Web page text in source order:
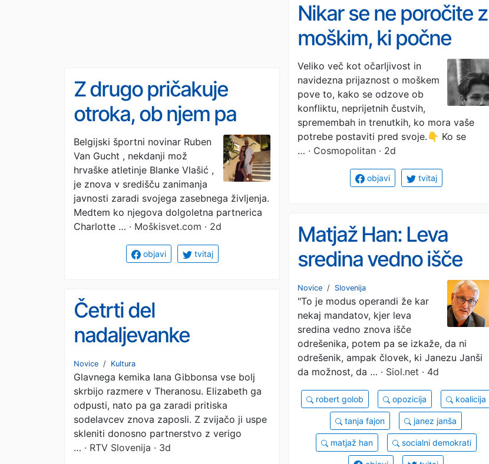
Nikar se ne poročite z
moškim, ki počne
katero od teh 11 stvari
– pa naj bo še tako
šarmanten
Veliko več kot očarljivost in
navidezna prijaznost o moškem
pove to, kako se odzove ob
konfliktu, neprijetnih čustvih,
spremembah in trenutkih, ko mora vaše
potrebe postaviti pred svoje.👇 Ko se
… · Cosmopolitan · 2d
objavi tvitaj
Z drugo pričakuje
otroka, ob njem pa
20-letna manekenka
Belgijski športni novinar Ruben
Van Gucht , nekdanji mož
hrvaške atletinje Blanke Vlašić ,
je znova v središču zanimanja
javnosti zaradi svojega zasebnega življenja.
Medtem ko njegova dolgoletna partnerica
Charlotte … · Moškisvet.com · 2d
objavi tvitaj
Matjaž Han: Leva
sredina vedno išče
odrešenika, dobi pa
Janševo vlado #video
Novice / Slovenija
"To je modus operandi že kar
nekaj mandatov, kjer leva
sredina vedno znova išče
odrešenika, potem pa se izkaže, da ni
odrešenik, ampak človek, ki Janezu Janši
da možnost, da … · Siol.net · 4d
robert golob opozicija koalicija
tanja fajon janez janša
matjaž han socialni demokrati
Četrti del
nadaljevanke
Faliranka: Starejši beli
moški – ponedeljek ob
20.45 na TV SLO 1
Novice / Kultura
Glavnega kemika Iana Gibbonsa vse bolj
skrbijo razmere v Theranosu. Elizabeth ga
odpusti, nato pa ga zaradi pritiska
sodelavcev znova zaposli. Z zvijačo ji uspe
skleniti donosno partnerstvo z verigo
… · RTV Slovenija · 3d